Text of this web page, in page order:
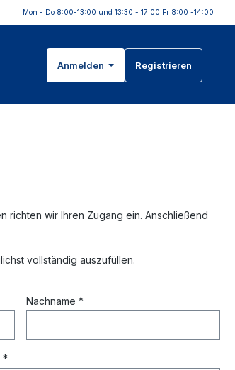
Mon - Do 8:00-13:00 und 13:30 - 17:00 Fr 8:00 -14:00
Anmelden Registrieren
richten wir Ihren Zugang ein. Anschließend
vollständig auszufüllen.
Nachname *
*